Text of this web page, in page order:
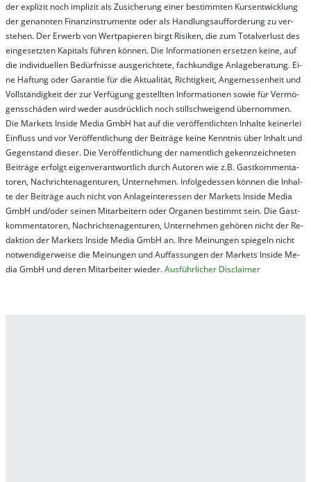
der ex­pli­zit noch im­pli­zit als Zu­sich­er­ung ei­ner be­stim­mt­en Kurs­ent­wick­lung
der ge­nan­nt­en Fi­nanz­in­stru­men­te oder als Handl­ungs­auf­for­der­ung zu ver­
steh­en. Der Er­werb von Wert­pa­pier­en birgt Ri­si­ken, die zum To­tal­ver­lust des
ein­ge­setz­ten Ka­pi­tals füh­ren kön­nen. Die In­for­ma­tion­en er­setz­en kei­ne, auf
die in­di­vi­du­el­len Be­dür­fnis­se aus­ge­rich­te­te, fach­kun­di­ge An­la­ge­be­ra­tung. Ei­
ne Haf­tung oder Ga­ran­tie für die Ak­tu­ali­tät, Rich­tig­keit, An­ge­mes­sen­heit und
Vol­lständ­ig­keit der zur Ver­fü­gung ge­stel­lt­en In­for­ma­tion­en so­wie für Ver­mö­
gens­schä­den wird we­der aus­drück­lich noch stil­lschwei­gend über­nom­men.
Die Mar­kets In­side Me­dia GmbH hat auf die ver­öf­fent­lich­ten In­hal­te kei­ner­lei
Ein­fluss und vor Ver­öf­fent­lich­ung der Bei­trä­ge kei­ne Ken­nt­nis über In­halt und
Ge­gen­stand die­ser. Die Ver­öf­fent­lich­ung der na­ment­lich ge­kenn­zeich­net­en
Bei­trä­ge er­folgt ei­gen­ver­ant­wort­lich durch Au­tor­en wie z.B. Gast­kom­men­ta­
tor­en, Nach­richt­en­ag­en­tur­en, Un­ter­neh­men. In­fol­ge­des­sen kön­nen die In­hal­
te der Bei­trä­ge auch nicht von An­la­ge­in­te­res­sen der Mar­kets In­side Me­dia
GmbH und/oder sei­nen Mit­ar­bei­tern oder Or­ga­nen be­stim­mt sein. Die Gast­
kom­men­ta­tor­en, Nach­rich­ten­ag­en­tur­en, Un­ter­neh­men ge­hör­en nicht der Re­
dak­tion der Mar­kets In­side Me­dia GmbH an. Ihre Mei­nung­en spie­geln nicht
not­wen­di­ger­wei­se die Mei­nung­en und Auf­fas­sung­en der Mar­kets In­side Me­
dia GmbH und de­ren Mit­ar­bei­ter wie­der.Aus­führ­lich­er Dis­clai­mer